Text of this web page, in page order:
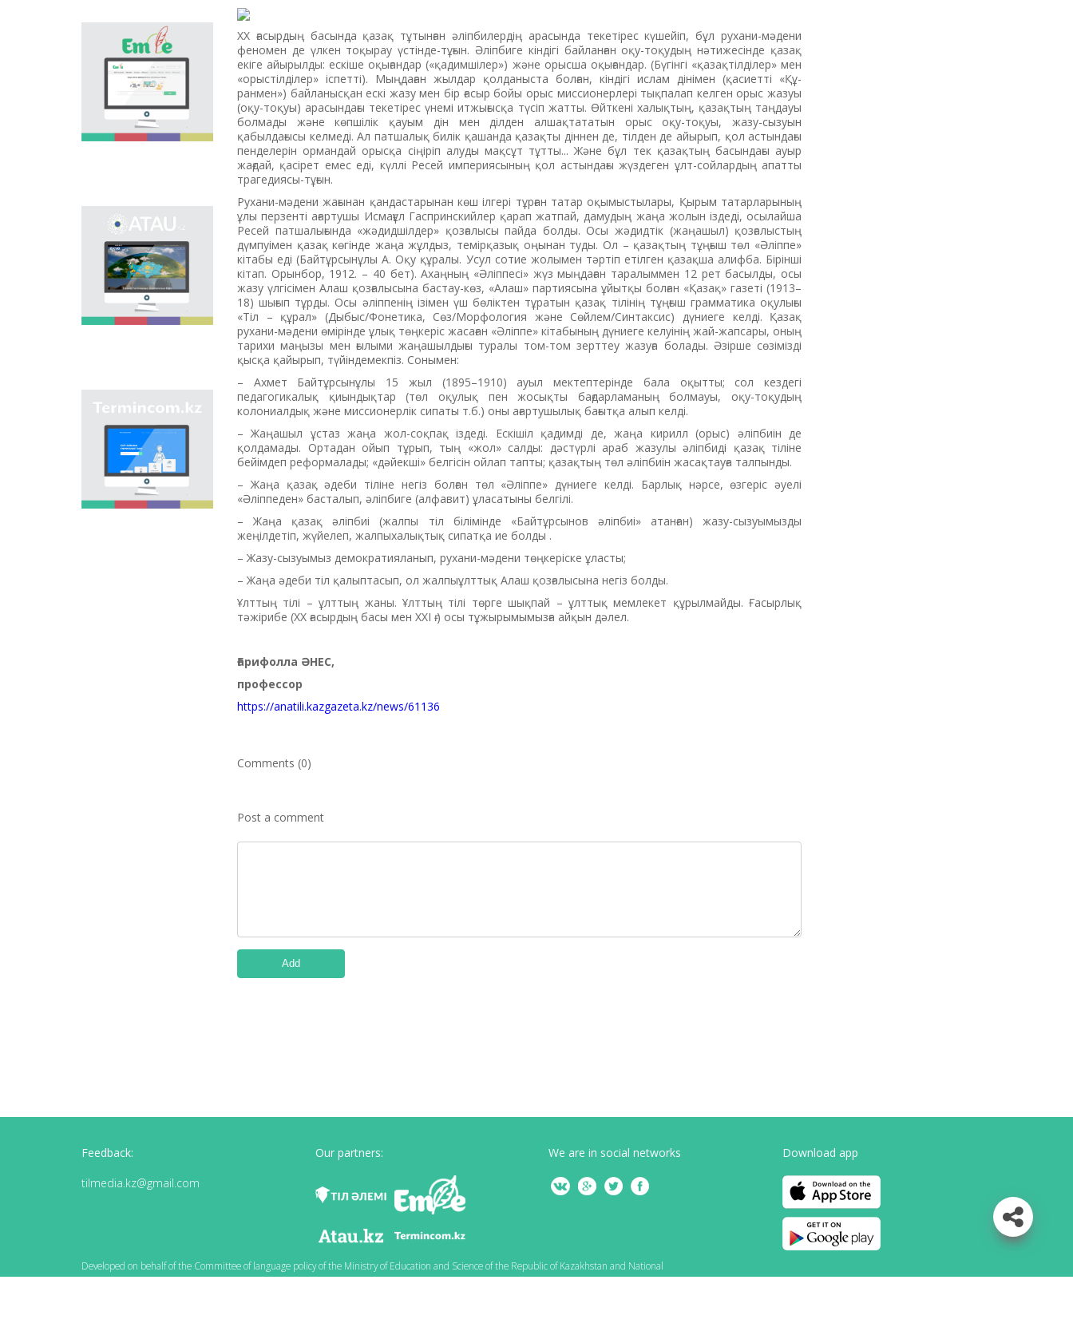
Electronic base
“emle.kz” is devoted to
orthography of Kazakh
language. Following is
presented in the base:
spelling dictionary of
words approved and
applied in Kazakh
Primary purpose of
onomastic electronic
base is unification of
onomastic names by
means of collection of
information on names
of streets, population
centers, institutions
Site “termincom.kz”
contributes to
classification of
Kazakh vocabulary,
complement of
terminological
reserve, matching of
terms and names with
ХХ ғасырдың басында қазақ тұтынған әліпбилердің арасында текетірес күшейіп, бұл рухани-мәдени
феномен де үлкен тоқырау үстінде-тұғын. Әліпбиге кіндігі байланған оқу-тоқудың нәтижесінде қазақ
екіге айырылды: ескіше оқығандар («қадимшілер») және орысша оқығандар. (Бүгінгі «қазақтілділер» мен
«орыстілділер» іспетті). Мың­даған жылдар қолданыста болған, кіндігі ислам дінімен (қасиетті «Құ­
ранмен») байланысқан ескі жазу мен бір ғасыр бойы орыс миссионерлері тықпалап келген орыс жазуы
(оқу-тоқуы) арасындағы текетірес үнемі итжығысқа түсіп жатты. Өйткені ха­лықтың, қазақтың таңдауы
болмады және көпшілік қауым дін мен ділден алшақтататын орыс оқу-тоқуы, жазу-сызуын
қабылдағысы келмеді. Ал патшалық билік қашанда қазақты діннен де, тілден де айырып, қол астындағы
пенделерін ормандай орысқа сіңіріп алуды мақсұт тұтты... Және бұл тек қазақтың басындағы ауыр
жағдай, қасірет емес еді, күллі Ресей империясының қол астындағы жүздеген ұлт-сойлардың апатты
трагедиясы-тұғын.
Рухани-мәдени жағынан қан­дастарынан көш ілгері тұрған татар оқымыстылары, Қырым татарларының
ұлы перзенті ағартушы Исмағұл ­Гаспринскийлер қарап жатпай, дамудың жаңа жолын іздеді, осылайша
Ресей патшалығында «жәдидшілдер» қозғалысы пайда болды. Осы жәдидтік (жаңашыл) қозғалыстың
дүмпуімен қазақ көгінде жаңа жұлдыз, темірқазық оңынан туды. Ол – қазақтың тұңғыш төл «Әліппе»
кітабы еді (Байтұрсынұлы А. Оқу құралы. Усул сотие жолымен тәртіп етілген қазақша алифба. Бірінші
кітап. Орынбор, 1912. – 40 бет). Ахаңның «Әліппесі» жүз мыңдаған таралыммен 12 рет басылды, осы
жазу үлгісімен Алаш қозғалысына бастау-көз, «Алаш» партиясына ұйытқы болған «Қазақ» газеті (1913–
18) шығып тұрды. Осы әліппенің ізімен үш бөліктен тұратын қазақ тілінің тұңғыш грамматика оқулығы
«Тіл – құрал» (Дыбыс/Фонетика, Сөз/Морфология және Сөйлем/Синтаксис) дүниеге келді. Қазақ
рухани-мәдени өмірінде ұлық төңкеріс жасаған «Әліппе» кітабының дүниеге келуінің жай-жапсары, оның
тарихи маңызы мен ғылыми жаңашылдығы туралы том-том зерттеу жазуға болады. Әзірше сөзімізді
қысқа қайырып, түйіндемекпіз. Сонымен:
– Ахмет Байтұрсынұлы 15 жыл (1895–1910) ауыл мектептерінде бала оқытты; сол кездегі
педагогикалық қиындықтар (төл оқулық пен жосықты бағдарламаның болмауы, оқу-тоқудың
колониалдық және миссионерлік сипаты т.б.) оны ағартушылық бағытқа алып келді.
– Жаңашыл ұстаз жаңа жол-соқпақ іздеді. Ескішіл қадимді де, жаңа кирилл (орыс) әліпбиін де
қолдамады. Ортадан ойып тұрып, тың «жол» салды: дәстүрлі араб жазулы әліпбиді қазақ тіліне
бейімдеп реформалады; «дәйекші» белгісін ойлап тапты; қазақтың төл әліпбиін жасақтауға талпынды.
– Жаңа қазақ әдеби тіліне негіз болған төл «Әліппе» дүниеге келді. Барлық нәрсе, өзгеріс әуелі
«Әліппеден» басталып, әліпбиге (алфавит) ұласатыны белгілі.
– Жаңа қазақ әліпбиі (жалпы тіл білімінде «Байтұрсынов әліп­биі» атанған) жазу-сызуымызды
жеңілдетіп, жүйелеп, жалпыхалықтық сипатқа ие болды .
– Жазу-сызуымыз демократияланып, рухани-мәдени төңкеріске ұласты;
– Жаңа әдеби тіл қалыптасып, ол жалпыұлттық Алаш қозғалысына негіз болды.
Ұлттың тілі – ұлттың жаны. Ұлттың тілі төрге шықпай – ұлттық мемлекет құрылмайды. Ғасырлық
тәжірибе (ХХ ғасырдың басы мен ХХІ ғ.) осы тұжырымымызға айқын дәлел.
Ғарифолла ӘНЕС,
профессор
https://anatili.kazgazeta.kz/news/61136
Comments (0)
Post a comment
Add
Feedback:
tilmedia.kz@gmail.com
Our partners: We are in social networks Download app
Developed on behalf of the Committee of language policy of the Ministry of Education and Science of the Republic of Kazakhstan and National